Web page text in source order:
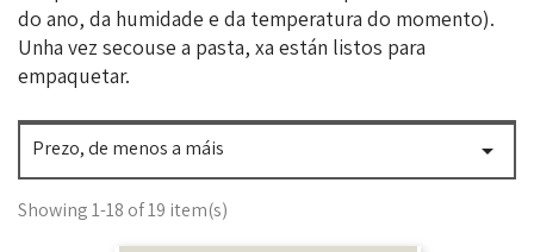
do ano, da humidade e da temperatura do momento).
Unha vez secouse a pasta, xa están listos para
empaquetar.
Prezo, de menos a máis 
Showing 1-18 of 19 item(s)